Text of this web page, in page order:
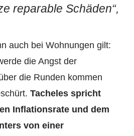
reparable Schäden“,
auch bei Wohnungen gilt:
die Angst der
die Runden kommen
Tacheles spricht
Inflationsrate und dem
von einer